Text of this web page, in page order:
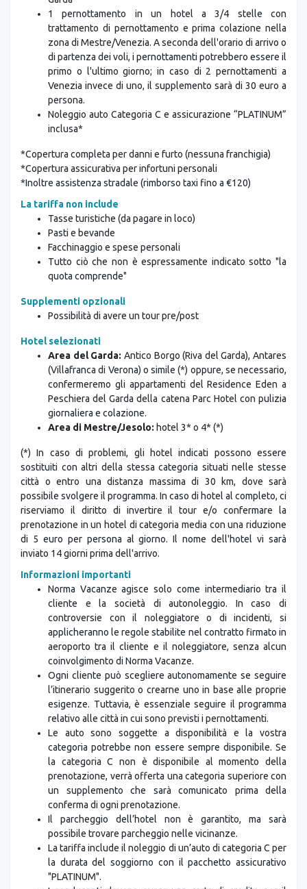
1 pernottamento in un hotel a 3/4 stelle con
trattamento di pernottamento e prima colazione nella
zona di Mestre/Venezia. A seconda dell'orario di arrivo o
di partenza dei voli, i pernottamenti potrebbero essere il
primo o l'ultimo giorno; in caso di 2 pernottamenti a
Venezia invece di uno, il supplemento sarà di 30 euro a
persona.
Noleggio auto Categoria C e assicurazione “PLATINUM”
inclusa*
*Copertura assicurativa per infortuni personali
*Inoltre assistenza stradale (rimborso taxi fino a €120)
Tasse turistiche (da pagare in loco)
Pasti e bevande
Facchinaggio e spese personali
Tutto ciò che non è espressamente indicato sotto "la
quota comprende"
Possibilità di avere un tour pre/post
Area del Garda:
(Villafranca di Verona) o simile (*) oppure, se necessario,
confermeremo gli appartamenti del Residence Eden a
Peschiera del Garda della catena Parc Hotel con pulizia
giornaliera e colazione.
Area di Mestre/Jesolo:
sostituiti con altri della stessa categoria situati nelle stesse
città o entro una distanza massima di 30 km, dove sarà
possibile svolgere il programma. In caso di hotel al completo, ci
riserviamo il diritto di invertire il tour e/o confermare la
prenotazione in un hotel di categoria media con una riduzione
di 5 euro per persona al giorno. Il nome dell'hotel vi sarà
inviato 14 giorni prima dell'arrivo.
Norma Vacanze agisce solo come intermediario tra il
cliente e la società di autonoleggio. In caso di
controversie con il noleggiatore o di incidenti, si
applicheranno le regole stabilite nel contratto firmato in
aeroporto tra il cliente e il noleggiatore, senza alcun
coinvolgimento di Norma Vacanze.
Ogni cliente può scegliere autonomamente se seguire
l’itinerario suggerito o crearne uno in base alle proprie
esigenze. Tuttavia, è essenziale seguire il programma
relativo alle città in cui sono previsti i pernottamenti.
Le auto sono soggette a disponibilità e la vostra
categoria potrebbe non essere sempre disponibile. Se
la categoria C non è disponibile al momento della
prenotazione, verrà offerta una categoria superiore con
un supplemento che sarà comunicato prima della
conferma di ogni prenotazione.
Il parcheggio dell’hotel non è garantito, ma sarà
possibile trovare parcheggio nelle vicinanze.
La tariffa include il noleggio di un’auto di categoria C per
la durata del soggiorno con il pacchetto assicurativo
"PLATINUM".
I conducenti devono avere una carta di credito per il